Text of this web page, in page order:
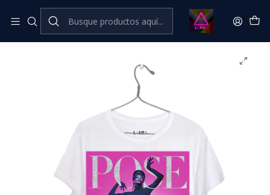
Catálogo Classic Cine Series y TV Classic